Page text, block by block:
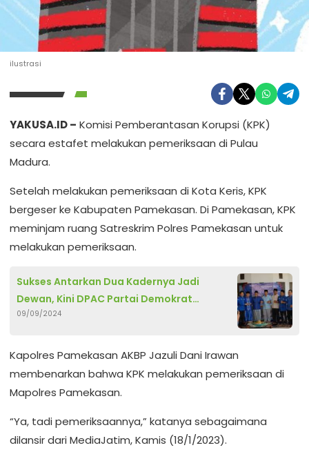
ilustrasi
YAKUSA.ID – Komisi Pemberantasan Korupsi (KPK)
secara estafet melakukan pemeriksaan di Pulau
Madura.
Setelah melakukan pemeriksaan di Kota Keris, KPK
bergeser ke Kabupaten Pamekasan. Di Pamekasan, KPK
meminjam ruang Satreskrim Polres Pamekasan untuk
melakukan pemeriksaan.
Sukses Antarkan Dua Kadernya Jadi
Dewan, Kini DPAC Partai Demokrat
Palengaan Godok Tim Untuk Pemenang
09/09/2024
Kapolres Pamekasan AKBP Jazuli Dani Irawan
membenarkan bahwa KPK melakukan pemeriksaan di
Mapolres Pamekasan.
“Ya, tadi pemeriksaannya,” katanya sebagaimana
dilansir dari MediaJatim, Kamis (18/1/2023).